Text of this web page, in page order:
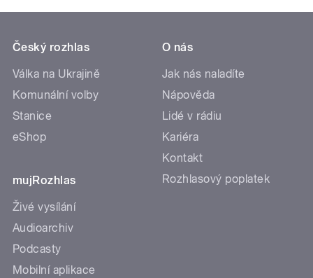
Český rozhlas
Válka na Ukrajině
Komunální volby
Stanice
eShop
mujRozhlas
Živé vysílání
Audioarchiv
Podcasty
Mobilní aplikace
O nás
Jak nás naladíte
Nápověda
Lidé v rádiu
Kariéra
Kontakt
Rozhlasový poplatek